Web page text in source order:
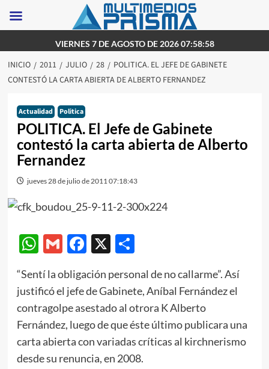
al
contenido
VIERNES 7 DE AGOSTO DE 2026 07:58:58
INICIO 2011 JULIO 28
POLITICA. EL JEFE DE GABINETE
CONTESTÓ LA CARTA ABIERTA DE ALBERTO FERNANDEZ
Actualidad Politica
POLITICA. El Jefe de Gabinete
contestó la carta abierta de Alberto
Fernandez
jueves 28 de julio de 2011 07:18:43
WhatsApp
GmailFacebook
X Compartir
“Sentí la obligación personal de no callarme”. Así
justificó el jefe de Gabinete, Aníbal Fernández el
contragolpe asestado al otrora K Alberto
Fernández, luego de que éste último publicara una
carta abierta con variadas críticas al kirchnerismo
desde su renuncia, en 2008.